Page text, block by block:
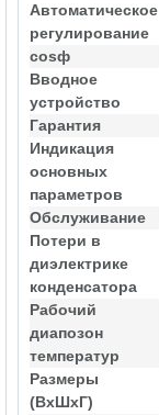
Автоматическое
регулирование
cosф
Вводное
устройство
Гарантия
Индикация
основных
параметров
Обслуживание
Потери в
диэлектрике
конденсатора
Рабочий
диапозон
температур
Размеры
(ВхШхГ)